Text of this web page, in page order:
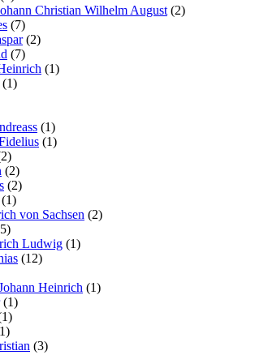
Christian Wilhelm August (2)
(7)
(2)
(7)
(1)
(1)
(1)
(1)
(2)
(2)
(1)
von Sachsen (2)
Ludwig (1)
(12)
Heinrich (1)
(1)
(3)